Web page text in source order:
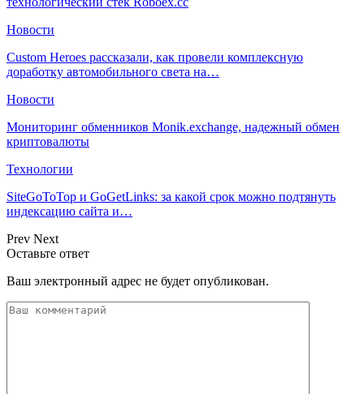
Новости
Custom Heroes рассказали, как провели комплексную
доработку автомобильного света на…
Новости
Мониторинг обменников Monik.exchange, надежный обмен
криптовалюты
Технологии
SiteGoToTop и GoGetLinks: за какой срок можно подтянуть
индексацию сайта и…
Prev Next
Оставьте ответ
Ваш электронный адрес не будет опубликован.